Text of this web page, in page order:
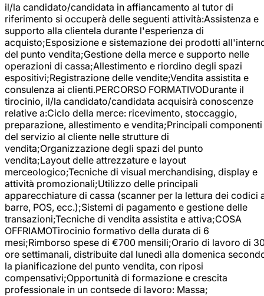
il/la candidato/candidata in affiancamento al tutor di
riferimento si occuperà delle seguenti attività:Assistenza e
supporto alla clientela durante l'esperienza di
acquisto;Esposizione e sistemazione dei prodotti
del punto vendita;Gestione della merce e supporto nelle
operazioni di cassa;Allestimento e riordino degli spazi
espositivi;Registrazione delle vendite;Vendita assistita e
consulenza ai clienti.PERCORSO FORMATIVODurante il
tirocinio, il/la candidato/candidata acquisirà conoscenze
relative a:Ciclo della merce: ricevimento, stoccaggio,
preparazione, allestimento e vendita;Principali componenti
del servizio al cliente nelle strutture di
vendita;Organizzazione degli spazi del punto
vendita;Layout delle attrezzature e layout
merceologico;Tecniche di visual merchandising, display e
attività promozionali;Utilizzo delle principali
apparecchiature di cassa (scanner per la lettura dei codici
barre, POS, ecc.);Sistemi di pagamento e gestione delle
transazioni;Tecniche di vendita assistita e attiva;COSA
OFFRIAMOTirocinio formativo della durata di 6
mesi;Rimborso spese di €700 mensili;Orario di lavoro di
ore settimanali, distribuite dal lunedì alla domenica
la pianificazione del punto vendita, con riposi
compensativi;Opportunità di formazione e crescita
professionale in un contsede di lavoro: Massa;